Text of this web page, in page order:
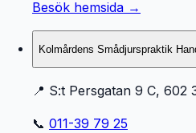
Besök hemsida →
Kolmårdens Smådjurspraktik
📍 S:t Persgatan 9 C, 602
📞 011-39 79 25